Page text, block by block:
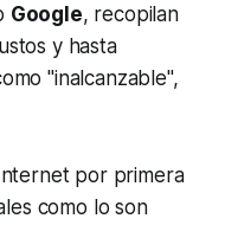
Google, recopilan
y hasta
"inalcanzable",
por primera
como lo son